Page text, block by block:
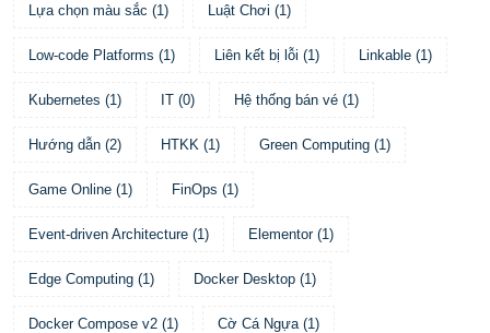
Lựa chọn màu sắc (1 ) Luật Chơi (1 )
Low-code Platforms (1 ) Liên kết bị lỗi (1 ) Linkable (1 )
Kubernetes (1 ) IT (0) Hệ thống bán vé (1 )
Hướng dẫn (2) HTKK (1 ) Green Computing (1 )
Game Online (1 ) FinOps (1 )
Event-driven Architecture (1 ) Elementor (1 )
Edge Computing (1 ) Docker Desktop (1 )
Docker Compose v2 (1 ) Cờ Cá Ngựa (1 )